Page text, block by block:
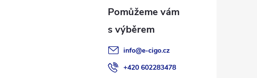
info@e-cigo.cz
+420 602283478